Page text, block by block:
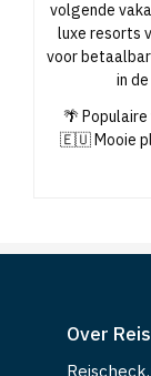
luxe resorts
voor
in
🌴
🇪🇺 Mooie